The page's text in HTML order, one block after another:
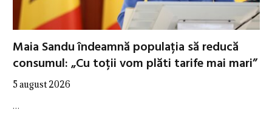
Maia Sandu îndeamnă populația să reducă
consumul: „Cu toții vom plăti tarife mai mari”
5 august 2026
…